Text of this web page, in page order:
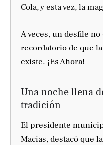
Cola, y esta vez, la
A veces, un desfile
recordatorio de que
existe. ¡Es Ahora!
Una noche llena
tradición
El presidente
Macías, destacó que